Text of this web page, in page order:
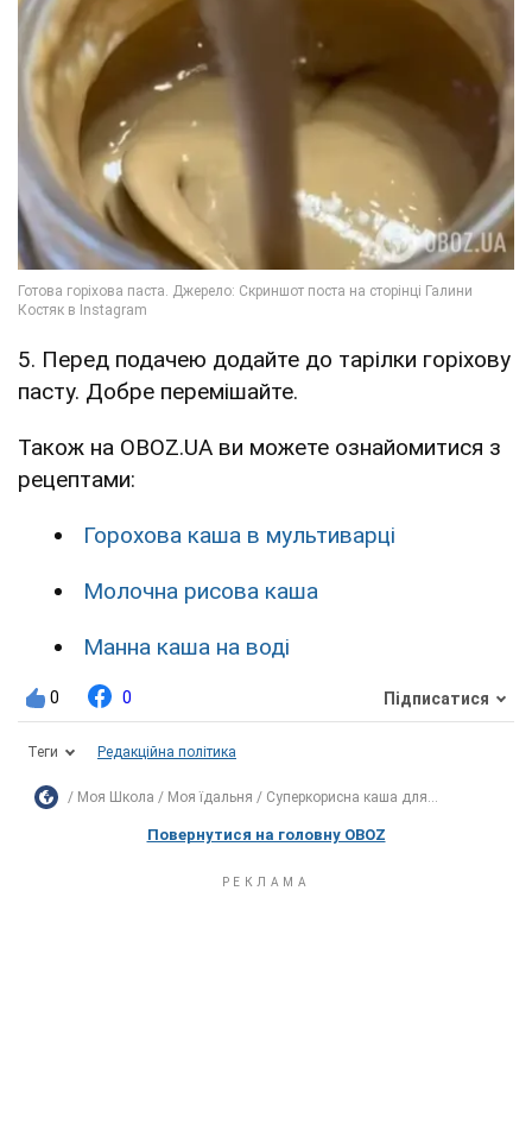
5. Перед подачею додайте до тарілки горіхову
пасту. Добре перемішайте.
Також на OBOZ.UA ви можете ознайомитися з
рецептами:
Горохова каша в мультиварці
Молочна рисова каша
Манна каша на воді
0 0 Підписатися
Теги Редакційна політика
Моя Школа Моя їдальня Суперкорисна каша для...
Повернутися на головну OBOZ